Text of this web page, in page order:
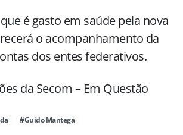
é gasto em saúde pela nova
o acompanhamento da
dos entes federativos.
da Secom – Em Questão
#Guido Mantega